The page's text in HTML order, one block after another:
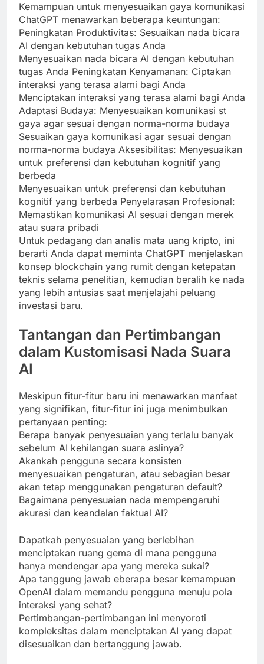
Kemampuan untuk menyesuaikan gaya komunikasi
ChatGPT menawarkan beberapa keuntungan:
Peningkatan Produktivitas: Sesuaikan nada bicara
AI dengan kebutuhan tugas Anda
Menyesuaikan nada bicara AI dengan kebutuhan
tugas Anda Peningkatan Kenyamanan: Ciptakan
interaksi yang terasa alami bagi Anda
Menciptakan interaksi yang terasa alami bagi Anda
Adaptasi Budaya: Menyesuaikan komunikasi st
gaya agar sesuai dengan norma-norma budaya
Sesuaikan gaya komunikasi agar sesuai dengan
norma-norma budaya Aksesibilitas: Menyesuaikan
untuk preferensi dan kebutuhan kognitif yang
berbeda
Menyesuaikan untuk preferensi dan kebutuhan
kognitif yang berbeda Penyelarasan Profesional:
Memastikan komunikasi AI sesuai dengan merek
atau suara pribadi
Untuk pedagang dan analis mata uang kripto, ini
berarti Anda dapat meminta ChatGPT menjelaskan
konsep blockchain yang rumit dengan ketepatan
teknis selama penelitian, kemudian beralih ke nada
yang lebih antusias saat menjelajahi peluang
investasi baru.
Tantangan dan Pertimbangan
dalam Kustomisasi Nada Suara
AI
Meskipun fitur-fitur baru ini menawarkan manfaat
yang signifikan, fitur-fitur ini juga menimbulkan
pertanyaan penting:
Berapa banyak penyesuaian yang terlalu banyak
sebelum AI kehilangan suara aslinya?
Akankah pengguna secara konsisten
menyesuaikan pengaturan, atau sebagian besar
akan tetap menggunakan pengaturan default?
Bagaimana penyesuaian nada mempengaruhi
akurasi dan keandalan faktual AI?
Dapatkah penyesuaian yang berlebihan
menciptakan ruang gema di mana pengguna
hanya mendengar apa yang mereka sukai?
Apa tanggung jawab eberapa besar kemampuan
OpenAI dalam memandu pengguna menuju pola
interaksi yang sehat?
Pertimbangan-pertimbangan ini menyoroti
kompleksitas dalam menciptakan AI yang dapat
disesuaikan dan bertanggung jawab.